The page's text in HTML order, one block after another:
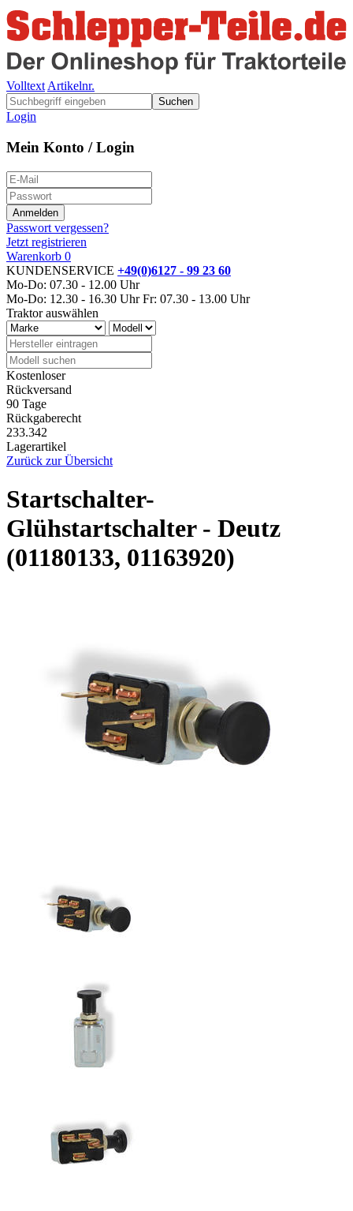
Volltext Artikelnr.
Suchen
Login
Mein Konto / Login
Passwort vergessen?
Jetzt registrieren
Warenkorb 0
KUNDENSERVICE +49(0)6127 - 99 23 60
Mo-Do: 07.30 - 12.00 Uhr
Mo-Do: 12.30 - 16.30 Uhr Fr: 07.30 - 13.00 Uhr
Traktor auswählen
Kostenloser
Rückversand
90 Tage
Rückgaberecht
233.342
Lagerartikel
Zurück zur Übersicht
Startschalter-
Glühstartschalter - Deutz
(01180133, 01163920)